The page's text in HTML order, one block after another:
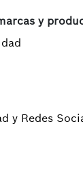
y
y Redes